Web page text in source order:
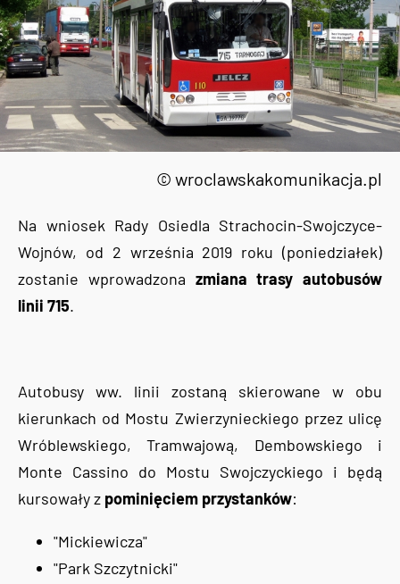
© wroclawskakomunikacja.pl
Na wniosek Rady Osiedla Strachocin-Swojczyce-
Wojnów, od 2 września 2019 roku (poniedziałek)
zostanie wprowadzona zmiana trasy autobusów
linii 715.
Autobusy ww. linii zostaną skierowane w obu
kierunkach od Mostu Zwierzynieckiego przez ulicę
Wróblewskiego, Tramwajową, Dembowskiego i
Monte Cassino do Mostu Swojczyckiego i będą
kursowały z pominięciem przystanków:
"Mickiewicza"
"Park Szczytnicki"